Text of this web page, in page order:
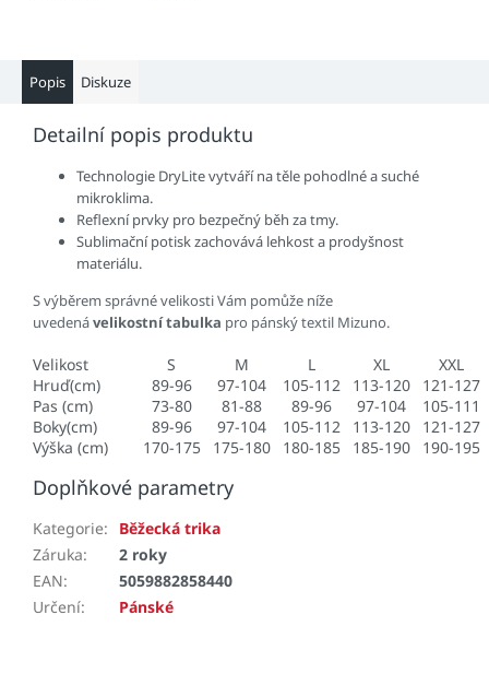
Popis Diskuze
Detailní popis produktu
Technologie DryLite vytváří na těle pohodlné a suché
mikroklima.
Reflexní prvky pro bezpečný běh za tmy.
Sublimační potisk zachovává lehkost a prodyšnost
materiálu.
S výběrem správné velikosti Vám pomůže níže
uvedenávelikostní tabulka pro pánský textil Mizuno.
Velikost S M L XL
XXL
Hruď(cm)
89-96 97-104 105-112 113-120
121-127
Pas (cm)
73-80 81-88 89-96 97-104
105-111
Boky(cm)
89-96 97-104 105-112 113-120
121-127
Výška (cm)
170-175 175-180 180-185 185-190 190-195
Doplňkové parametry
Kategorie:
Běžecká trika
Záruka:
2 roky
EAN:
5059882858440
Určení: Pánské